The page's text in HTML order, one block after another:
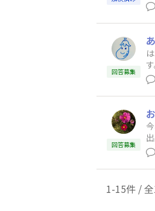
回答募集
は
た。
づら
け？な
回答募集
今
出品して
し
大事
連絡もない
1-15件 /